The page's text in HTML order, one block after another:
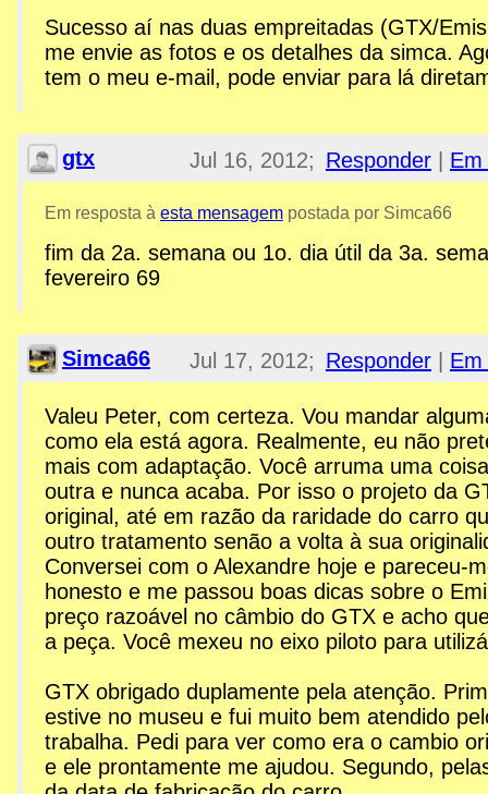
Re: Esplanada GTX
Sucesso aí nas duas empreitadas (GTX/
me envie as fotos e os detalhes da simca.
tem o meu e-mail, pode enviar para lá
gtx Responder
Jul 16, 2012;
6:10pm
Re: Esplanada GTX
Em resposta à esta mensagem postada por Simca66
fim da 2a. semana ou 1o. dia útil da 3a.
fevereiro 69
Simca66 Responder
Jul 17, 2012;
1:42am
Re: Esplanada GTX
Valeu Peter, com certeza. Vou mandar
como ela está agora. Realmente, eu não
mais com adaptação. Você arruma uma
outra e nunca acaba. Por isso o projeto da
original, até em razão da raridade do carro
outro tratamento senão a volta à sua
Conversei com o Alexandre hoje e pareceu-
honesto e me passou boas dicas sobre o
preço razoável no câmbio do GTX e acho
a peça. Você mexeu no eixo piloto para
GTX obrigado duplamente pela atenção.
estive no museu e fui muito bem atendido
trabalha. Pedi para ver como era o cambio
e ele prontamente me ajudou. Segundo,